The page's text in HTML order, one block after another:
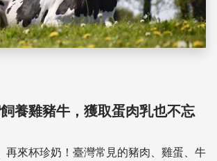
養雞豬牛，獲取蛋肉乳也不忘
再來杯珍奶！臺灣常見的豬肉、雞蛋、牛